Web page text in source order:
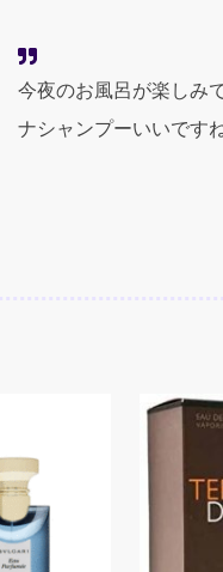
今夜のお風呂が楽しみ
ナシャンプーいいです